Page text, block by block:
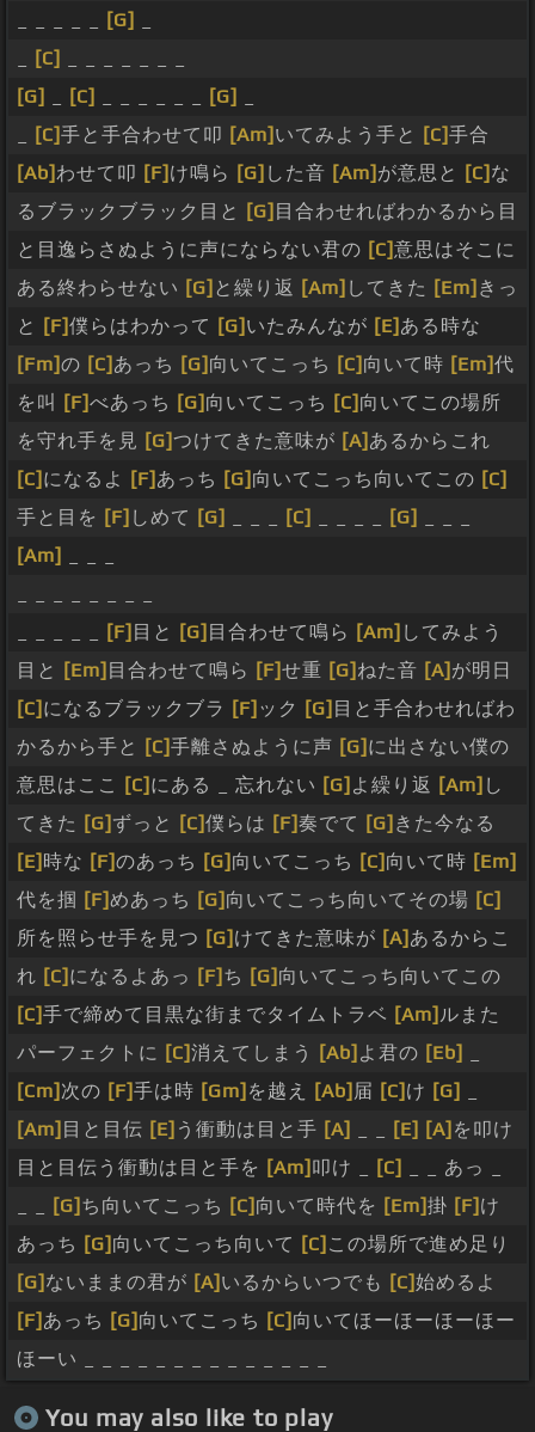
[G]
[C]
[G]
[C] [G]
[C]手と手合わせて叩 [Am] いてみよう手と [C]手合
[Ab]わせて叩 [F] け鳴ら [G] した音 [Am] が意思と [C] な
るブラックブラック目と
[G] 目合わせればわかるから目
と目逸らさぬように声にならない君の [C]意思はそこに
ある終わらせない [G] と繰り返 [Am] してきた [Em] きっ
と
[F]僕らはわかって [G] いたみんなが [E] ある時な
[Fm]の [C] あっち [G] 向いてこっち [C] 向いて時 [Em]代
を叫
[F]べあっち [G] 向いてこっち [C] 向いてこの場所
を守れ手を見 [G]つけてきた意味が [A] あるからこれ
[C] になるよ [F] あっち [G] 向いてこっち向いてこの [C]
手と目を [F] しめて [G] [C] [G]
[Am]
[F] 目と [G] 目合わせて鳴ら [Am] してみよう
目と
[Em] 目合わせて鳴ら [F]せ重 [G] ねた音 [A] が明日
[C] になるブラックブラ [F] ック [G] 目と手合わせればわ
かるから手と
[C]手離さぬように声 [G] に出さない僕の
意思はここ
[C] にある _ 忘れない [G] よ繰り返 [Am] し
てきた [G]ずっと [C]僕らは [F]奏でて [G] きた今なる
[E] 時な [F]のあっち [G] 向いてこっち [C] 向いて時 [Em]
代を掴 [F]めあっち [G] 向いてこっち向いてその場 [C]
所を照らせ手を見つ [G] けてきた意味が [A] あるからこ
れ [C] になるよあっ [F] ち [G] 向いてこっち向いてこの
[C]手で締めて目黒な街までタイムトラベ [Am] ルまた
パーフェクトに [C]消えてしまう [Ab] よ君の [Eb]
[Cm] 次の [F]手は時 [Gm] を越え [Ab] 届 [C] け [G]
[Am] 目と目伝 [E] う衝動は目と手 [A] [E] [A] を叩け
目と目伝う衝動は目と手を [Am] 叩け _ [C]
_ _ あっ _
[G] ち向いてこっち [C] 向いて時代を [Em]掛 [F] け
あっち [G] 向いてこっち向いて [C] この場所で進め足り
[G] ないままの君が [A] いるからいつでも [C]始めるよ
[F] あっち [G] 向いてこっち [C] 向いてほーほーほーほー
ほーい _ _ _ _ _ _ _ _ _ _ _ _ _ _
You may also like to play